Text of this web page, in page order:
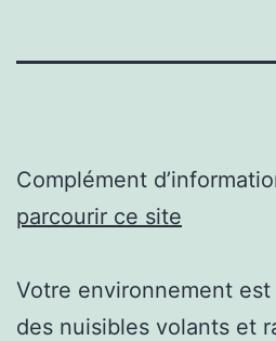
Complément
parcourir ce site
Votre environnement
des nuisibles volants et